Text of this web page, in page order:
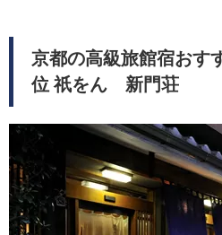
京都の高級旅館宿おす
位 祇をん 新門荘